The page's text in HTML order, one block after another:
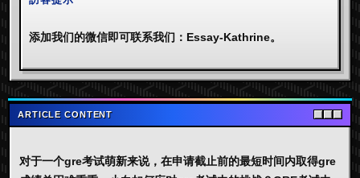
添加我们的微信即可联系我们：Essay-Kathrine。
ARTICLE CONTENT
对于一个gre考试萌新来说，在申请截止前的最短时间内取得gre